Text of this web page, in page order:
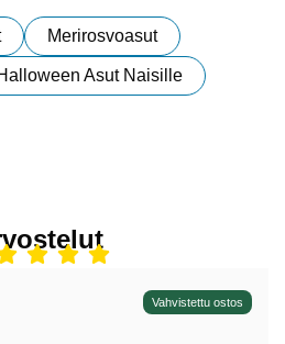
Merirosvoasut
Asut Naisille
Vahvistettu ostos